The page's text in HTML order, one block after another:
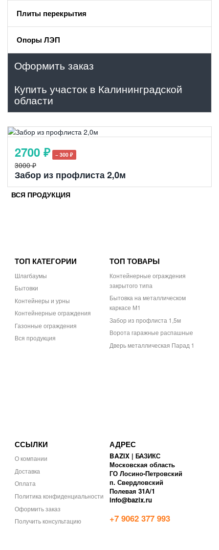
Плиты перекрытия
Опоры ЛЭП
Оформить заказ
Купить участок в Калининградской
области
2700 ₽ − 300 ₽
3000 ₽
Забор из профлиста 2,0м
ВСЯ ПРОДУКЦИЯ
ТОП КАТЕГОРИИ
Шлагбаумы
Бытовки
Контейнеры и урны
Контейнерные ограждения
Газонные ограждения
Вся продукция
ТОП ТОВАРЫ
Контейнерные ограждения
закрытого типа
Бытовка на металлическом
каркасе М1
Забор из профлиста 1,5м
Ворота гаражные распашные
Дверь металлическая Парад 1
ССЫЛКИ
О компании
Доставка
Оплата
Политика конфиденциальности
Оформить заказ
Получить консультацию
АДРЕС
BAZIX | БАЗИКС
Московская область
ГО Лосино-Петровский
п. Свердловский
Полевая 31А/1
info@bazix.ru
+7 9062 377 993